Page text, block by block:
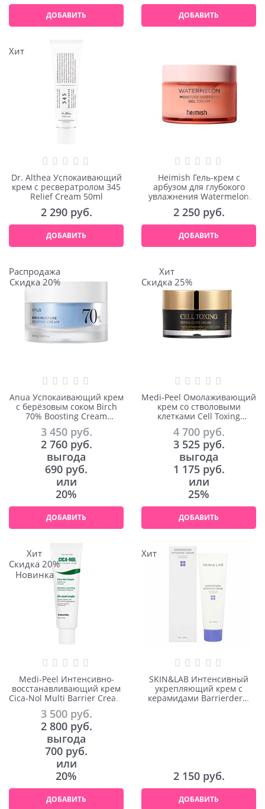
ДОБАВИТЬ ДОБАВИТЬ
Хит
Dr. Althea Успокаивающий
крем с ресвератролом 345
Relief Cream 50ml
2 290 руб.
ДОБАВИТЬ
Heimish Гель-крем с
арбузом для глубокого
увлажнения Watermelon
Moisture Soothing Gel
Cream 110ml
2 250 руб.
ДОБАВИТЬ
Распродажа
Скидка 20%
Anua Успокаивающий крем
с берёзовым соком Birch
70% Boosting Cream
Moisture 50ml
3 450 руб.
2 760 руб.
выгода
690 руб.
или
20%
ДОБАВИТЬ
Хит
Скидка 25%
Medi-Peel Омолаживающий
крем со стволовыми
клетками Cell Toxing
Dermajours Cream 50ml
4 700 руб.
3 525 руб.
выгода
1 175 руб.
или
25%
ДОБАВИТЬ
Хит
Скидка 20%
Новинка
Medi-Peel Интенсивно-
восстанавливающий крем
Cica-Nol Multi Barrier Cream
50ml
3 500 руб.
2 800 руб.
выгода
700 руб.
или
20%
ДОБАВИТЬ
Хит
SKIN&LAB Интенсивный
укрепляющий крем с
керамидами Barrierderm
2 150 руб.
ДОБАВИТЬ